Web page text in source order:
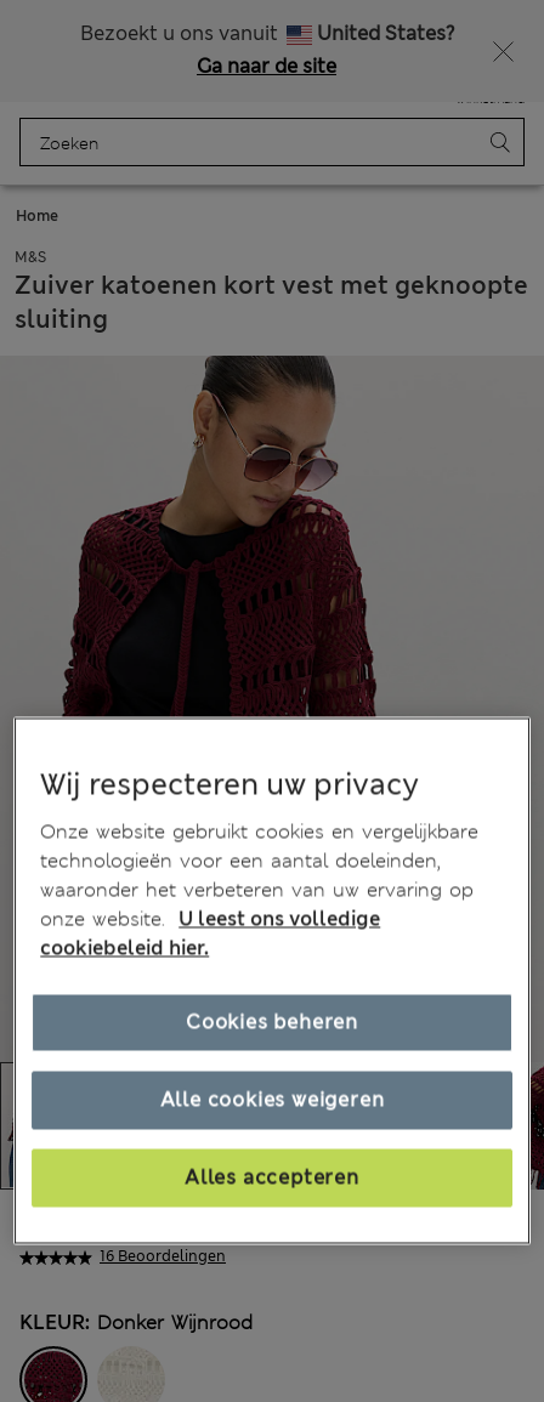
Bezoekt u ons vanuit
United States?
Ga naar de site
Winkelmand
Home
M&S
Zuiver katoenen kort vest met geknoopte
sluiting
16 Beoordelingen
KLEUR: Donker Wijnrood
Wij respecteren uw privacy
Onze website gebruikt cookies en vergelijkbare
technologieën voor een aantal doeleinden,
waaronder het verbeteren van uw ervaring op
onze website.
U leest ons volledige
cookiebeleid hier.
Alle cookies weigeren
Alles accepteren
Cookies beheren